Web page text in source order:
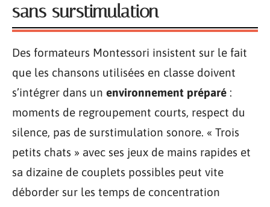
sans surstimulation
Des formateurs Montessori insistent sur le fait
que les chansons utilisées en classe doivent
s’intégrer dans un environnement préparé :
moments de regroupement courts, respect du
silence, pas de surstimulation sonore. « Trois
petits chats » avec ses jeux de mains rapides et
sa dizaine de couplets possibles peut vite
déborder sur les temps de concentration